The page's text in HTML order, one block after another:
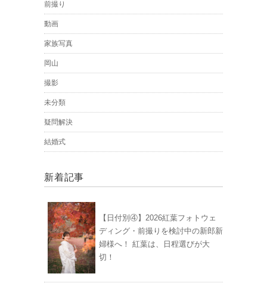
前撮り
動画
家族写真
岡山
撮影
未分類
疑問解決
結婚式
新着記事
【日付別④】2026紅葉フォトウェ
ディング・前撮りを検討中の新郎新
婦様へ！ 紅葉は、日程選びが大
切！